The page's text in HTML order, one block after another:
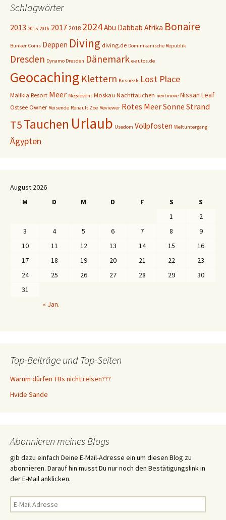
Schlagwörter
2013 2015 2016 2017 2018 2024Abu Dabbab Afrika Bonaire
Bunker Coins Deppen Diving diving.de Dominikanische Republik
Dresden Dynamo Dresden Dänemark e-autos.de
Geocaching Klettern Kusnezk Lost Place
Malikia Resort Meer Megaevent Moskau Nachttauchen nextmove Nissan Leaf
Ostsee Owner Reisende Renault Zoe Reviewer Rotes MeerSonne Strand
T5Tauchen Urlaub Usedom Vollpfosten Weltuntergang
Ägypten
August 2026
M
D M D F S
S
1
2
3
4 5 6 7 8
9
10
11 12 13 14 15
16
17
18 19 20 21 22
23
24
25 26 27 28 29
30
31
« Jan.
Top-Beiträge und Top-Seiten
Warum dürfen TBs nicht reisen???
Hvide Sande
Abonnieren meines Blogs
gib dazu einfach Deine E-Mail-Adresse ein um diesen Blog zu
abonnieren. Darauf hin musst Du nur noch den Bestätigungslink in
der E-Mail anklicken.
E-
Mail